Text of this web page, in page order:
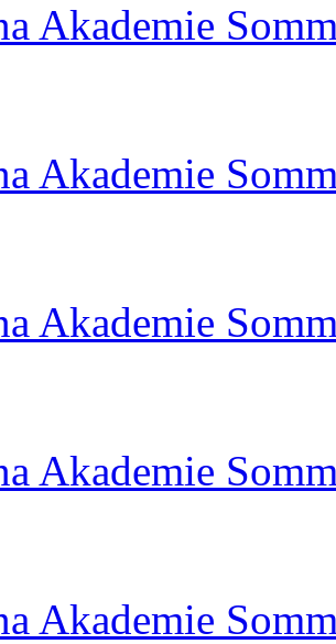
Akademie
Akademie
Akademie
Akademie
Akademie